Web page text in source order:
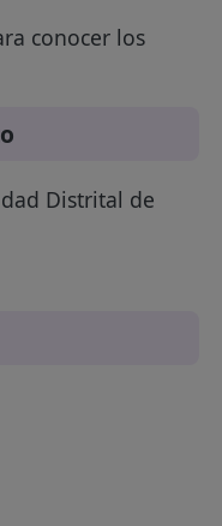
conocer los
Distrital de